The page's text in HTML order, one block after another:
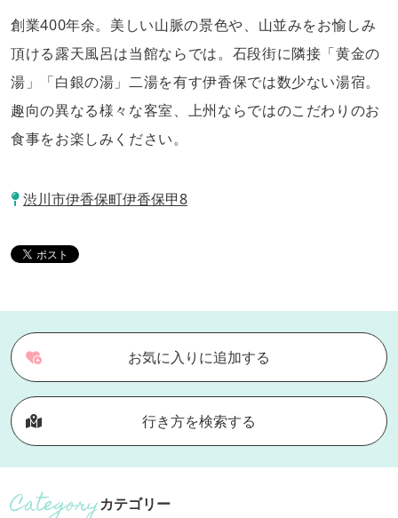
創業400年余。美しい山脈の景色や、山並みをお愉しみ
頂ける露天風呂は当館ならでは。石段街に隣接「黄金の
湯」「白銀の湯」二湯を有す伊香保では数少ない湯宿。
趣向の異なる様々な客室、上州ならではのこだわりのお
食事をお楽しみください。
渋川市伊香保町伊香保甲8
お気に入りに追加する
行き方を検索する
カテゴリー